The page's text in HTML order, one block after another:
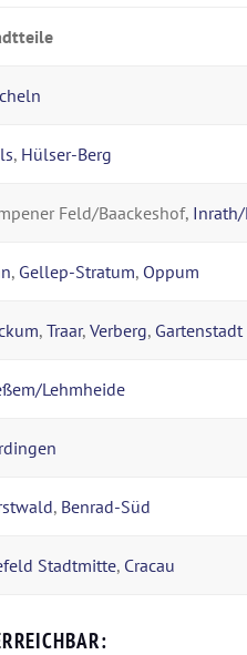
, Hülser-Berg
Feld/Baackeshof,
, Gellep-Stratum, Oppum
, Traar, Verberg, Gartenstadt
Lehmheide
, Benrad-Süd
Stadtmitte, Cracau